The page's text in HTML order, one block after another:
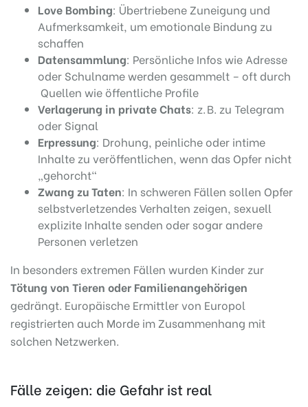
Love Bombing: Übertriebene Zuneigung und
Aufmerksamkeit, um emotionale Bindung zu
schaffen
Datensammlung: Persönliche Infos wie Adresse
oder Schulname werden gesammelt – oft durch
Quellen wie öffentliche Profile
Verlagerung in private Chats: z. B. zu Telegram
oder Signal
Erpressung: Drohung, peinliche oder intime
Inhalte zu veröffentlichen, wenn das Opfer nicht
„gehorcht“
Zwang zu Taten: In schweren Fällen sollen Opfer
selbstverletzendes Verhalten zeigen, sexuell
explizite Inhalte senden oder sogar andere
Personen verletzen
In besonders extremen Fällen wurden Kinder zur
Tötung von Tieren oder Familienangehörigen
gedrängt. Europäische Ermittler von Europol
registrierten auch Morde im Zusammenhang mit
solchen Netzwerken.
Fälle zeigen: die Gefahr ist real